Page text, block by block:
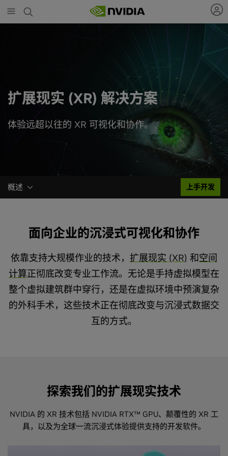
to
main
扩展现实 (XR) 解决方案
体验远超以往的 XR 可视化和协作。
概述 上手开发
面向企业的沉浸式可视化和协作
依靠支持大规模作业的技术， 扩展现实 (XR) 和空间
计算正彻底改变专业工作流。无论是手持虚拟模型在
整个虚拟建筑群中穿行，还是在虚拟环境中预演复杂
的外科手术，这些技术正在彻底改变与沉浸式数据交
互的方式。
探索我们的扩展现实技术
NVIDIA 的 XR 技术包括 NVIDIA RTX™ GPU、颠覆性的 XR 工
具，以及为全球一流沉浸式体验提供支持的开发软件。